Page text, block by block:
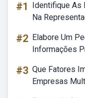
#1
Identifique As
Na
#2 Elabore Um
Informações
#3 Que Fatores
Empresas